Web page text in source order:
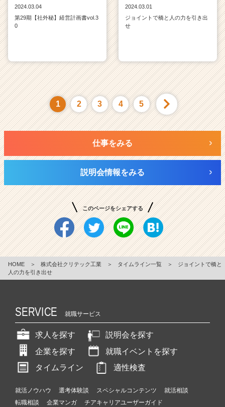
2024.03.04
第29期【社外秘】経営計画書vol.3
0
2024.03.01
ジョイントで橋と人の力を引き出
せ
1 2 3 4 5
仕事をみる
説明会情報をみる
このページをシェアする
HOME ＞ 株式会社クリテック工業 ＞ タイムライン一覧 ＞
ジョイントで橋と
人の力を引き出せ
SERVICE 就職サービス
求人を探す
説明会を探す
企業を探す
就職イベントを探す
タイムライン
適性検査
就活ノウハウ 選考体験談 スペシャルコンテンツ
就活相談
転職相談
企業マンガ チアキャリアユーザーガイド